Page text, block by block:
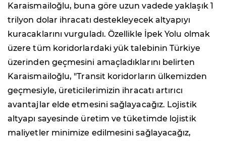
Karaismailoğlu, buna göre uzun vadede yaklaşık 1
trilyon dolar ihracatı destekleyecek altyapıyı
kuracaklarını vurguladı. Özellikle İpek Yolu olmak
üzere tüm koridorlardaki yük talebinin Türkiye
üzerinden geçmesini amaçladıklarını belirten
Karaismailoğlu, "Transit koridorların ülkemizden
geçmesiyle, üreticilerimizin ihracatı artırıcı
avantajlar elde etmesini sağlayacağız. Lojistik
altyapı sayesinde üretim ve tüketimde lojistik
maliyetler minimize edilmesini sağlayacağız,